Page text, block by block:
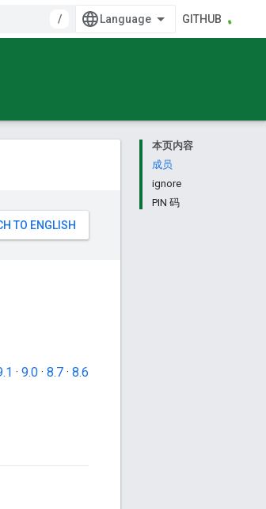
/ GITHUB
本页内容
成员
ignore
PIN 码
· 9.0 · 8.7 · 8.6